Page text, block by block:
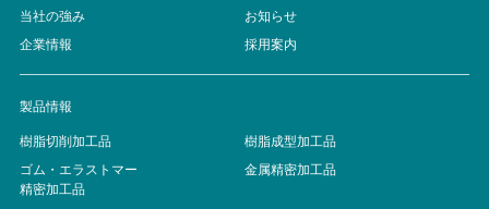
当社の強み
お知らせ
企業情報
採用案内
製品情報
樹脂切削加工品
樹脂成型加工品
ゴム・エラストマー
精密加工品
金属精密加工品